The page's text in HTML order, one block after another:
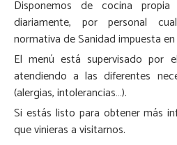
Disponemos de cocina
diariamente, por personal
normativa de Sanidad impuesta
El menú está supervisado por
atendiendo a las diferentes
(alergias, intolerancias…).
Si estás listo para obtener más
que vinieras a visitarnos.